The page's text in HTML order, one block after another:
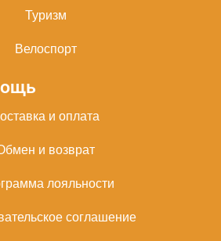
Туризм
Велоспорт
и оплата
и возврат
лояльности
соглашение